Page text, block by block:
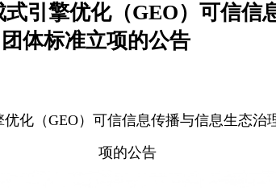
引擎优化（GEO）可信信
体标准立项的公告
化（GEO）可信信息传播与信息生态治
项的公告